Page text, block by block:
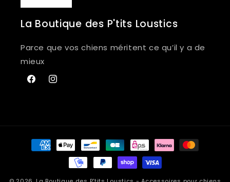
La Boutique des P'tits Loustics
Parce que vos chiens méritent ce qu’il y a de
mieux
FacebookInstagram
Moyens